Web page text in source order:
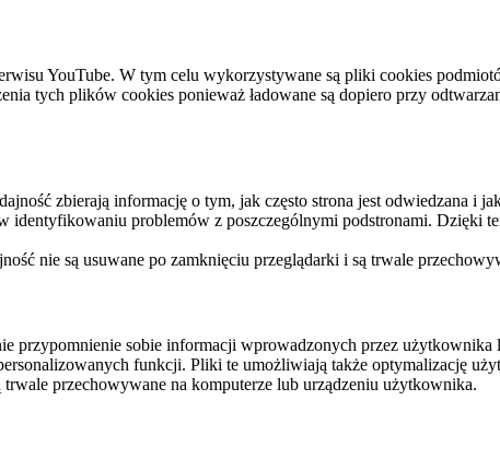
YouTube. W tym celu wykorzystywane są pliki cookies
tych plików cookies ponieważ ładowane są dopiero przy
zbierają informację o tym, jak często strona jest odwiedzana i
identyfikowaniu problemów z poszczególnymi podstronami. Dzięki
nie są usuwane po zamknięciu przeglądarki i są trwale
przypomnienie sobie informacji wprowadzonych przez
funkcji. Pliki te umożliwiają także optymalizację
przechowywane na komputerze lub urządzeniu użytkownika.